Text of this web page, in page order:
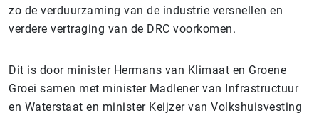
zo de verduurzaming van de industrie versnellen en
verdere vertraging van de DRC voorkomen.
Dit is door minister Hermans van Klimaat en Groene
Groei samen met minister Madlener van Infrastructuur
en Waterstaat en minister Keijzer van Volkshuisvesting